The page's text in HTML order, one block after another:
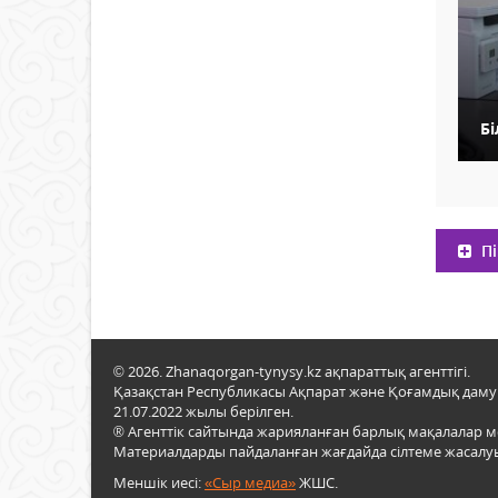
© 2026. Zhanaqorgan-tynysy.kz ақпараттық агенттігі.
Қазақстан Республикасы Ақпарат және Қоғамдық даму
21.07.2022 жылы берілген.
® Агенттік сайтында жарияланған барлық
Материалдарды пайдаланған жағдайда сілтеме
Меншік иесі:«Сыр медиа»ЖШС.